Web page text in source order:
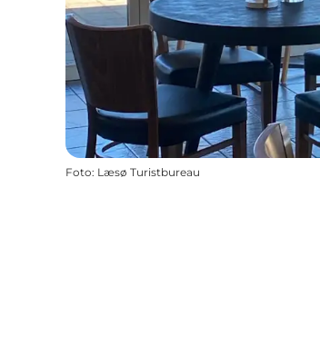
Foto: Læsø Turistbureau